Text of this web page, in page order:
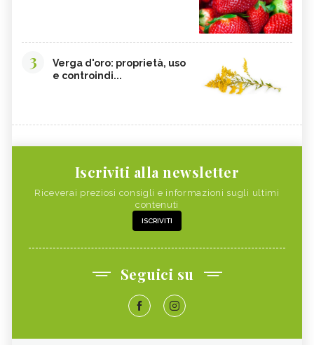
3
Verga d'oro: proprietà, uso
e controindi...
Iscriviti alla newsletter
Riceverai preziosi consigli e informazioni sugli ultimi
contenuti
ISCRIVITI
Seguici su